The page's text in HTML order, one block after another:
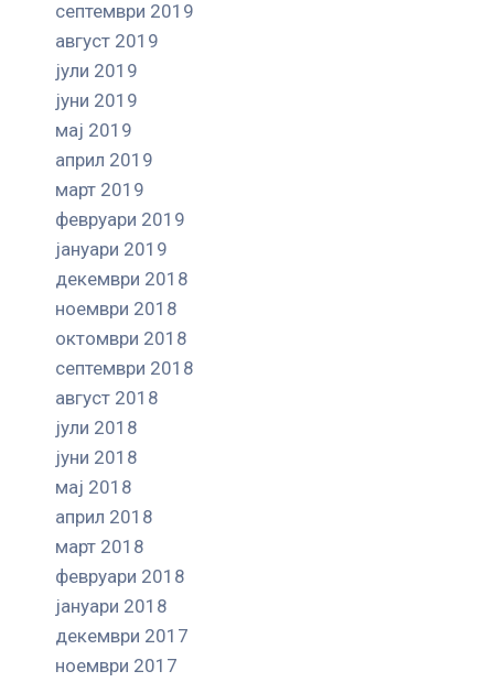
септември 2019
август 2019
јули 2019
јуни 2019
мај 2019
април 2019
март 2019
февруари 2019
јануари 2019
декември 2018
ноември 2018
октомври 2018
септември 2018
август 2018
јули 2018
јуни 2018
мај 2018
април 2018
март 2018
февруари 2018
јануари 2018
декември 2017
ноември 2017